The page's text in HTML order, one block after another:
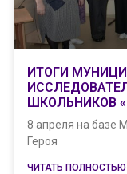
ИТОГИ
ШКОЛЬНИКОВ
8 апреля на базе
Героя
ЧИТАТЬ ПОЛНОСТЬЮ